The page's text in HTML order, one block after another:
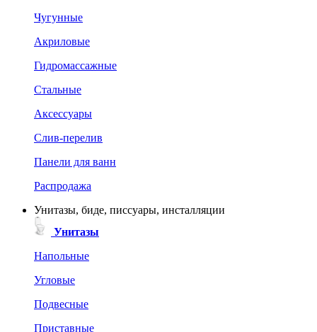
Чугунные
Акриловые
Гидромассажные
Стальные
Аксессуары
Слив-перелив
Панели для ванн
Распродажа
Унитазы, биде, писсуары, инсталляции
Унитазы
Напольные
Угловые
Подвесные
Приставные